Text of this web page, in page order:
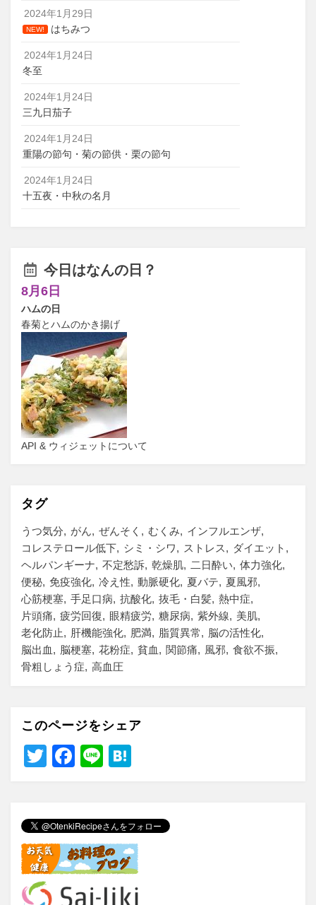
2024年1月29日
NEW! はちみつ
2024年1月24日
冬至
2024年1月24日
三九日茄子
2024年1月24日
重陽の節句・菊の節供・栗の節句
2024年1月24日
十五夜・中秋の名月
今日はなんの日？
8月6日
ハムの日
春菊とハムのかき揚げ
API & ウィジェットについて
タグ
うつ気分 がん ぜんそく むくみ
インフルエンザ
コレステロール低下
シミ・シワ ストレス
ダイエット
ヘルパンギーナ
不定愁訴 乾燥肌 二日酔い
体力強化
便秘 免疫強化 冷え性 動脈硬化 夏バテ
夏風邪
心筋梗塞 手足口病 抗酸化 抜毛・白髪 熱中症
片頭痛
疲労回復 眼精疲労 糖尿病 紫外線
美肌
老化防止
肝機能強化 肥満 脂質異常
脳の活性化
脳出血
脳梗塞 花粉症 貧血 関節痛 風邪 食欲不振
骨粗しょう症
高血圧
このページをシェア
T
er
F
e
b
o
o
Li
n
a